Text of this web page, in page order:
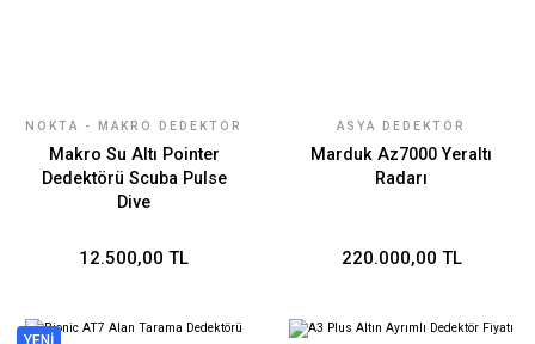
NOKTA - MAKRO DEDEKTÖR
Makro Su Altı Pointer
Dedektörü Scuba Pulse
Dive
12.500,00 TL
ASYA DEDEKTÖR
Marduk Az7000 Yeraltı
Radarı
220.000,00 TL
YENİ